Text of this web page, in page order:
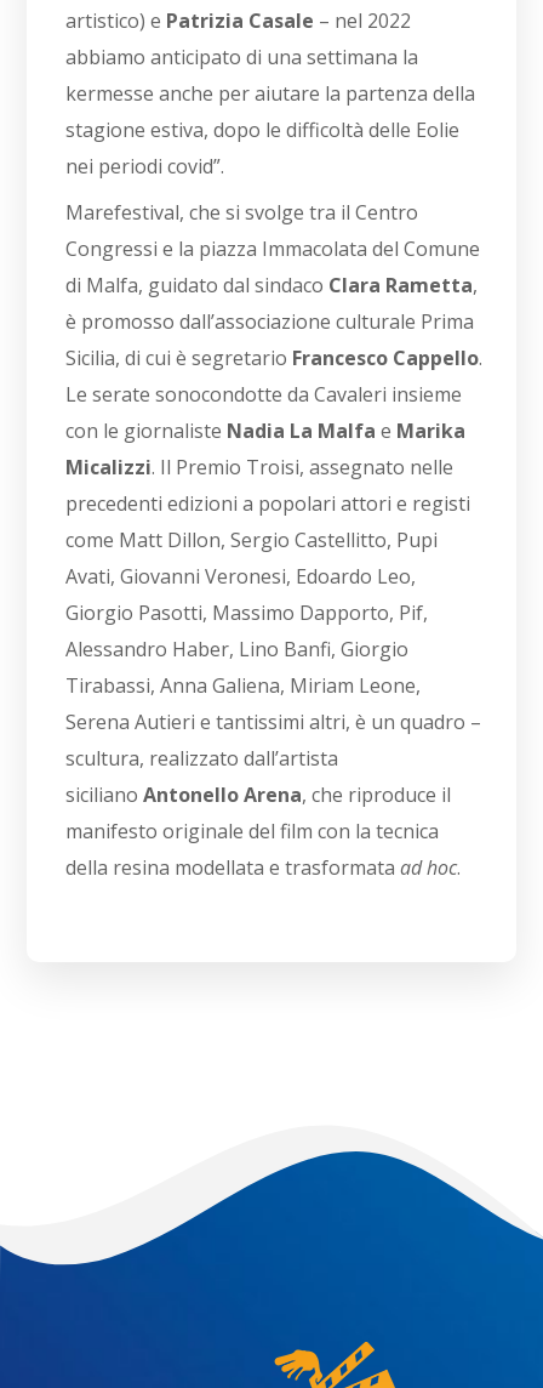
artistico) e Patrizia Casale – nel 2022
abbiamo anticipato di una settimana la
kermesse anche per aiutare la partenza della
stagione estiva, dopo le difficoltà delle Eolie
nei periodi covid”.
Marefestival, che si svolge tra il Centro
Congressi e la piazza Immacolata del Comune
di Malfa, guidato dal sindaco Clara Rametta,
è promosso dall’associazione culturale Prima
Sicilia, di cui è segretario Francesco Cappello.
Le serate sonocondotte da Cavaleri insieme
con le giornaliste Nadia La Malfa e Marika
Micalizzi. Il Premio Troisi, assegnato nelle
precedenti edizioni a popolari attori e registi
come Matt Dillon, Sergio Castellitto, Pupi
Avati, Giovanni Veronesi, Edoardo Leo,
Giorgio Pasotti, Massimo Dapporto, Pif,
Alessandro Haber, Lino Banfi, Giorgio
Tirabassi, Anna Galiena, Miriam Leone,
Serena Autieri e tantissimi altri, è un quadro –
scultura, realizzato dall’artista
sicilianoAntonello Arena, che riproduce il
manifesto originale del film con la tecnica
della resina modellata e trasformataad hoc.